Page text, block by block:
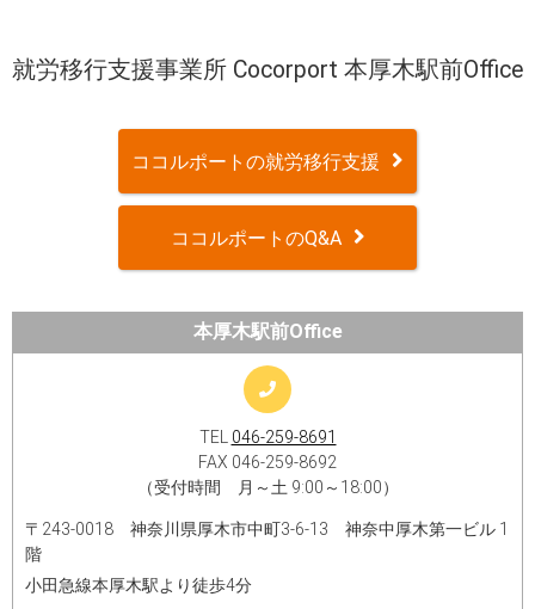
就労移行支援事業所 Cocorport 本厚木駅前Office
ココルポートの就労移行支援
ココルポートのQ&A
本厚木駅前Office
TEL 046-259-8691
FAX 046-259-8692
（受付時間 月～土 9:00～18:00）
〒243-0018 神奈川県厚木市中町3-6-13 神奈中厚木第一ビル 1
階
小田急線本厚木駅より徒歩4分